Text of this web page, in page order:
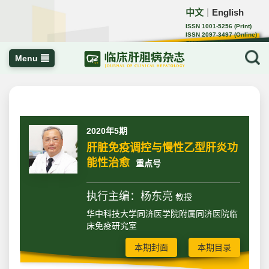
中文 English
ISSN 1001-5256 (Print)
ISSN 2097-3497 (Online)
CN 22-1108/R
Menu
2020年5期
肝脏免疫调控与慢性乙型肝炎功
能性治愈 重点号
执行主编：杨东亮 教授
华中科技大学同济医学院附属同济医院临
床免疫研究室
本期封面 本期目录